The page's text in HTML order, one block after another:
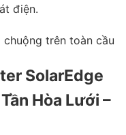
điện.
trên toàn cầu
SolarEdge
Hòa Lưới –